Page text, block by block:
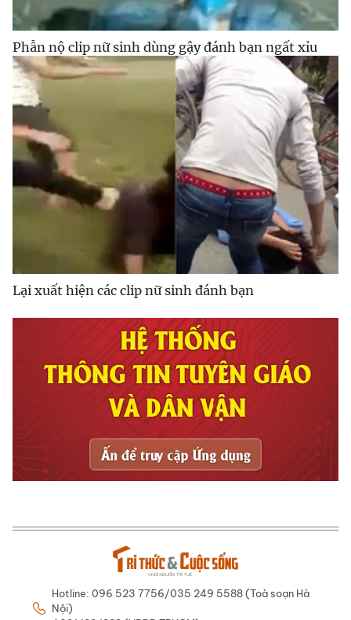
Phẫn nộ clip nữ sinh dùng gậy đánh bạn ngất xỉu
Lại xuất hiện các clip nữ sinh đánh bạn
Hotline: 096 523 7756/035 249 5588 (Toà soạn Hà
Nội)